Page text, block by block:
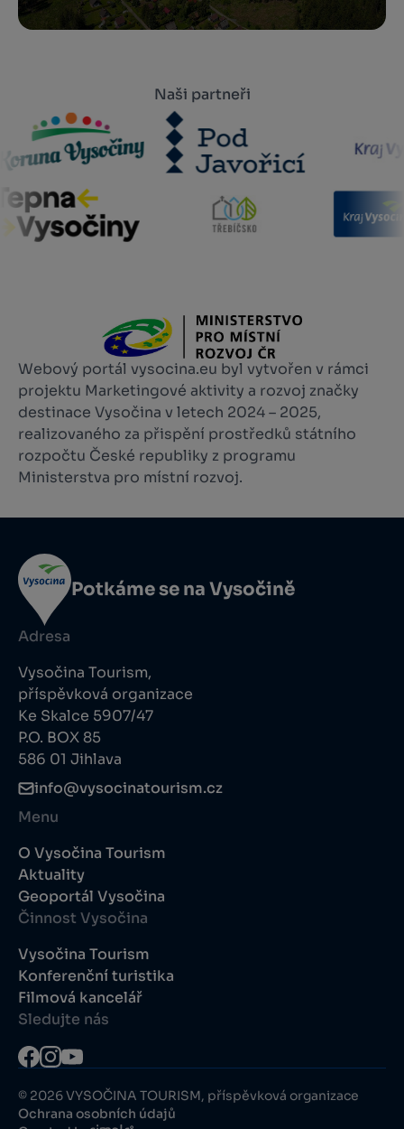
Naši partneři
Webový portál vysocina.eu byl vytvořen v rámci
projektu Marketingové aktivity a rozvoj značky
destinace Vysočina v letech 2024 – 2025,
realizovaného za přispění prostředků státního
rozpočtu České republiky z programu
Ministerstva pro místní rozvoj.
Potkáme se na Vysočině
Adresa
Vysočina Tourism,
příspěvková organizace
Ke Skalce 5907/47
P.O. BOX 85
586 01 Jihlava
info@vysocinatourism.cz
Menu
O Vysočina Tourism
Aktuality
Geoportál Vysočina
Činnost Vysočina
Vysočina Tourism
Konferenční turistika
Filmová kancelář
Sledujte nás
© 2026 VYSOČINA TOURISM, příspěvková organizace
Ochrana osobních údajů